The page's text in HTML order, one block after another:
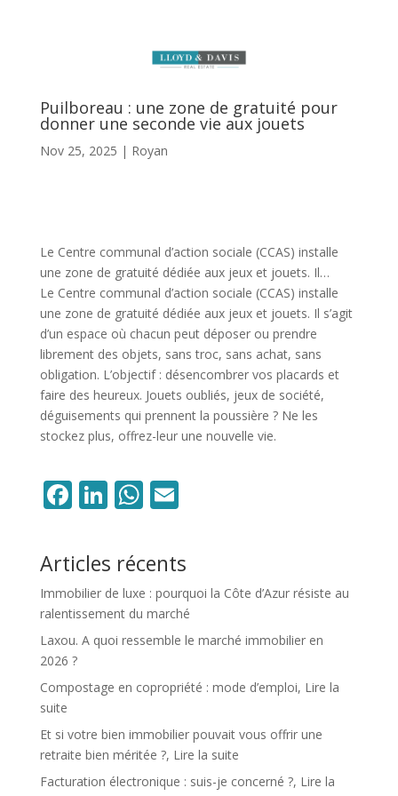
Puilboreau : une zone de gratuité pour
donner une seconde vie aux jouets
Nov 25, 2025 | Royan
Le Centre communal d’action sociale (CCAS) installe
une zone de gratuité dédiée aux jeux et jouets. Il…
Le Centre communal d’action sociale (CCAS) installe
une zone de gratuité dédiée aux jeux et jouets. Il s’agit
d’un espace où chacun peut déposer ou prendre
librement des objets, sans troc, sans achat, sans
obligation. L’objectif : désencombrer vos placards et
faire des heureux. Jouets oubliés, jeux de société,
déguisements qui prennent la poussière ? Ne les
stockez plus, offrez-leur une nouvelle vie.
Facebook
LinkedIn
WhatsApp
Email
Articles récents
Immobilier de luxe : pourquoi la Côte d’Azur résiste au
ralentissement du marché
Laxou. A quoi ressemble le marché immobilier en
2026 ?
Compostage en copropriété : mode d’emploi, Lire la
suite
Et si votre bien immobilier pouvait vous offrir une
retraite bien méritée ?, Lire la suite
Facturation électronique : suis-je concerné ?, Lire la